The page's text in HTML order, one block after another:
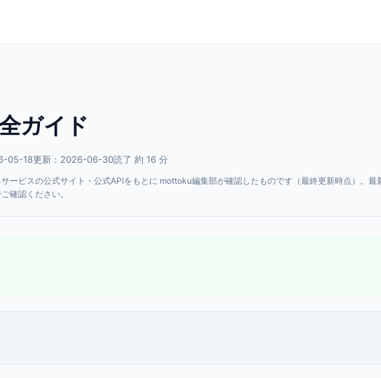
ガイド
05-18更新：2026-06-30読了 約 16 分
ービスの公式サイト・公式APIをもとに mottoku編集部が確認したものです（最終更新時点）。最
確認ください。